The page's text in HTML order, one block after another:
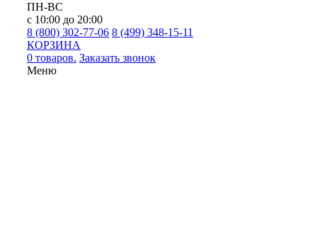
ПН-ВС
с 10:00 до 20:00
8 (800) 302-77-06 8 (499) 348-15-11
КОРЗИНА
0 товаров. Заказать звонок
Меню